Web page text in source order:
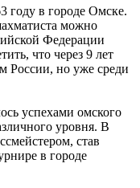
году в городе Омске.
можно
Федерации
что через 9 лет
России, но уже среди
успехами омского
уровня. В
став
в городе